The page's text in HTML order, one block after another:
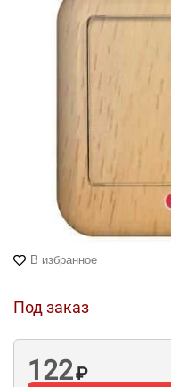
В избранное
Под заказ
122₽